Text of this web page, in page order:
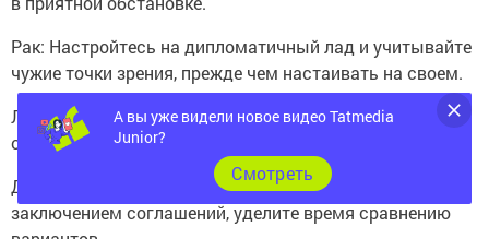
Рак: Настройтесь на дипломатичный лад и учитывайте
чужие точки зрения, прежде чем настаивать на своем.
Лев: Внешние контакты и приятное общение помогут
отвлечься от внутренних переживаний.
Дева: Не торопитесь с принятием решений и
заключением соглашений, уделите время сравнению
А вы уже видели новое видео Tatmedia
Junior?
Cмотреть